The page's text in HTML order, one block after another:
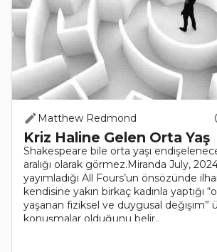
Matthew Redmond
Kriz Haline Gelen Orta Yaş
Shakespeare bile orta yaşı
aralığı olarak görmez.Miranda July, 2024
yayımladığı All Fours’un önsözünde
kendisine yakın birkaç kadınla yaptığı
yaşanan fiziksel ve duygusal değişim”
konuşmalar olduğunu belir..